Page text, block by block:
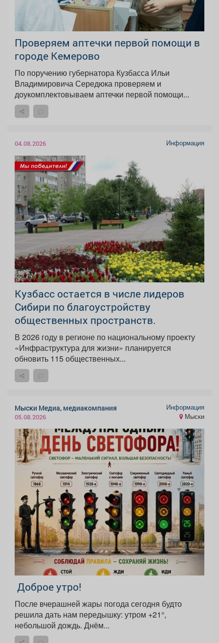
Проверяем аптечки первой помощи в
городе Кемерово
По поручению губернатора Кузбасса Ильи
Владимировича Середюка проверяем и
доукомплектовываем аптечки первой помощи...
04.08.2026 Информация
Кузбасс остается в числе лидеров
Сибири по благоустройству
общественных пространств.
В 2026 году в регионе по национальному проекту
«Инфраструктура для жизни» планируется
обновить 115 общественных...
Мыски Медиа, медиакомпания
05.08.2026
Информация
Мыски
Доброе утро!
После вчерашней жары погода сегодня будто
решила дать нам передышку: утром +21°,
небольшой дождь. Днём...